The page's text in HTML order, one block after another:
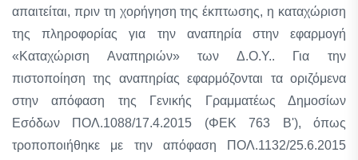
απαιτείται, πριν τη χορήγηση της έκπτωσης, η καταχώριση
της πληροφορίας για την αναπηρία στην εφαρμογή
«Καταχώριση Αναπηριών» των Δ.Ο.Υ.. Για την
πιστοποίηση της αναπηρίας εφαρμόζονται τα οριζόμενα
στην απόφαση της Γενικής Γραμματέως Δημοσίων
Εσόδων ΠΟΛ.1088/17.4.2015 (ΦΕΚ 763 Β'), όπως
τροποποιήθηκε με την απόφαση ΠΟΛ.1132/25.6.2015